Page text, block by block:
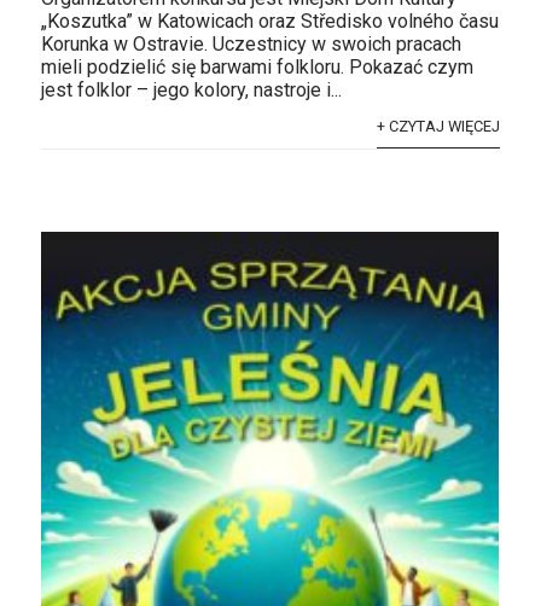
„Koszutka” w Katowicach oraz Středisko volného času
Korunka w Ostravie. Uczestnicy w swoich pracach
mieli podzielić się barwami folkloru. Pokazać czym
jest folklor – jego kolory, nastroje i...
+ CZYTAJ WIĘCEJ